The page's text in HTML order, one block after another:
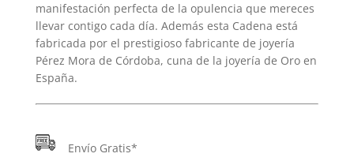
MM
cantidad
manifestación perfecta de la opulencia que mereces
llevar contigo cada día. Además esta Cadena está
fabricada por el prestigioso fabricante de joyería
Pérez Mora de Córdoba, cuna de la joyería de Oro en
España.
Envío Gratis*